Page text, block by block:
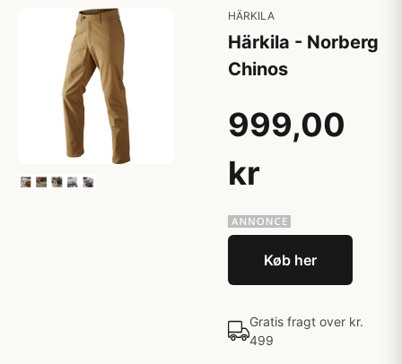
HÄRKILA
Härkila - Norberg
Chinos
999,00
kr
Køb her
Gratis fragt over kr.
499